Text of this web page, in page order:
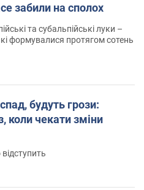
забили на сполох
та субальпійські луки –
протягом сотень
будуть грози:
коли чекати зміни